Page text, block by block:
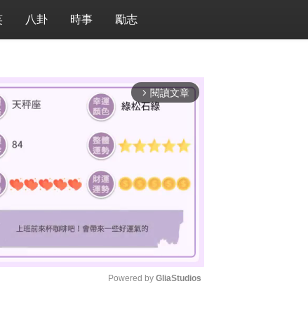
八卦 時事 勵志
arrow_forward_ios 閱讀文章
Powered by GliaStudios